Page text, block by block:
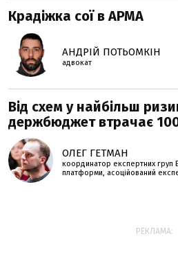
Крадіжка сої в АРМА
АНДРІЙ ПОТЬОМКІН
адвокат
Від схем у найбільш
держбюджет втрачає
ОЛЕГ ГЕТМАН
координатор експертних груп
платформи, асоційований
РЕКЛАМА: